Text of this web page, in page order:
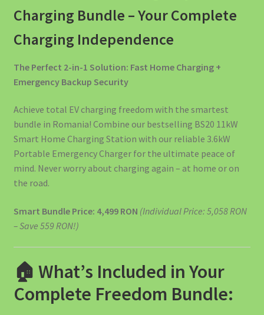
🏨 SOLUȚII EV PENTRU HOTELURI ȘI PENSIUNI
🏪 SOLUȚII EV PENTRU MAGAZINE ȘI CENTRE
📖 Energy Tips – Ghidul Tău Pentru Eficiență Energetică
🚀 OFERTA SPECIALĂ: Stația de Încărcare 40kW
🚗 SOLUȚII EV PENTRU FLOTE DE VEHICULE ELECTRICE
🚙 SOLUȚII EV PENTRU DEALERI AUTO ȘI SHOWROOM-URI
Charging Bundle – Your Complete
Charging Independence
The Perfect 2-in-1 Solution: Fast Home Charging +
Emergency Backup Security
Achieve total EV charging freedom with the smartest
bundle in Romania! Combine our bestselling BS20 11kW
Smart Home Charging Station with our reliable 3.6kW
Portable Emergency Charger for the ultimate peace of
mind. Never worry about charging again – at home or on
the road.
Smart Bundle Price: 4,499 RON (Individual Price: 5,058 RON
– Save 559 RON!)
🏠 What’s Included in Your
Complete Freedom Bundle: